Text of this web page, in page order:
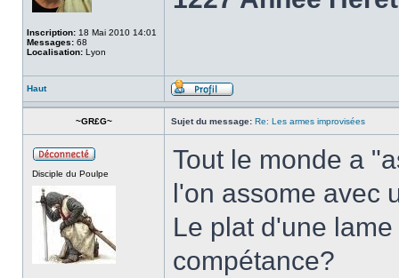
Inscription: 18 Mai 2010 14:01
Messages: 68
Localisation: Lyon
Haut
~GR£G~ Sujet du message: Re: Les armes improvisées
Disciple du Poulpe
Tout le monde a
l'on assome avec
Le plat d'une
compétance?